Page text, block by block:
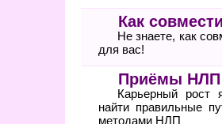
Как
Не знаете, как
для вас!
Приёмы НЛП
Карьерный рост
найти правильные
методами НЛП